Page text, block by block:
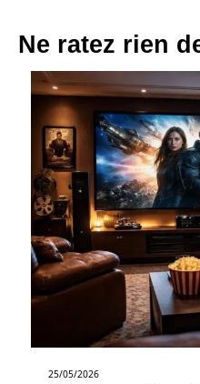
Ne ratez rien
25/05/2026